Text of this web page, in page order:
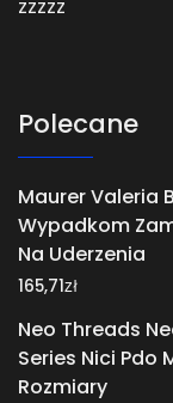
zzzzz
Polecane
Maurer Valeria
Wypadkom
Na Uderzenia
165,71zł
Neo Threads
Series Nici Pdo
Rozmiary